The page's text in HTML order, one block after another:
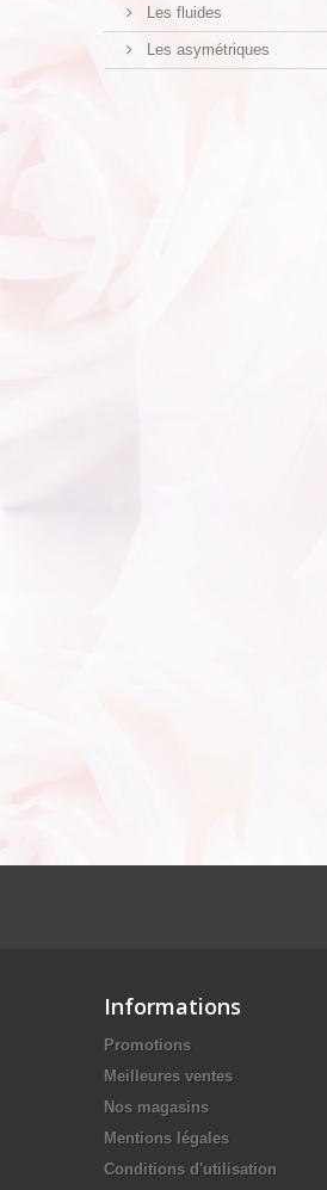
Les fluides
Les asymétriques
Informations
Promotions
Meilleures ventes
Nos magasins
Mentions légales
Conditions d'utilisation